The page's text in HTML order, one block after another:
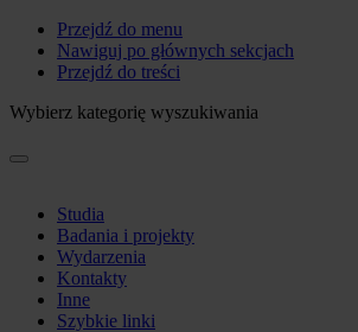
Przejdź do menu
Nawiguj po głównych sekcjach
Przejdź do treści
Wybierz kategorię wyszukiwania
Studia
Badania i projekty
Wydarzenia
Kontakty
Inne
Szybkie linki